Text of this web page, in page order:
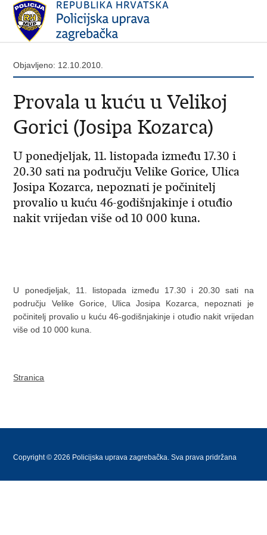
Objavljeno: 12.10.2010.
Provala u kuću u Velikoj
Gorici (Josipa Kozarca)
U ponedjeljak, 11. listopada između 17.30 i
20.30 sati na području Velike Gorice, Ulica
Josipa Kozarca, nepoznati je počinitelj
provalio u kuću 46-godišnjakinje i otuđio
nakit vrijedan više od 10 000 kuna.
U ponedjeljak, 11. listopada između 17.30 i 20.30 sati na
području Velike Gorice, Ulica Josipa Kozarca, nepoznati je
počinitelj provalio u kuću 46-godišnjakinje i otuđio nakit vrijedan
više od 10 000 kuna.
Stranica
Copyright © 2026 Policijska uprava zagrebačka. Sva prava pridržana